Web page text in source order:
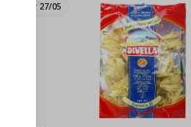
от 27/05